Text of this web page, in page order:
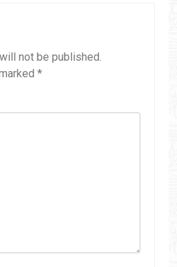
not be published.
*